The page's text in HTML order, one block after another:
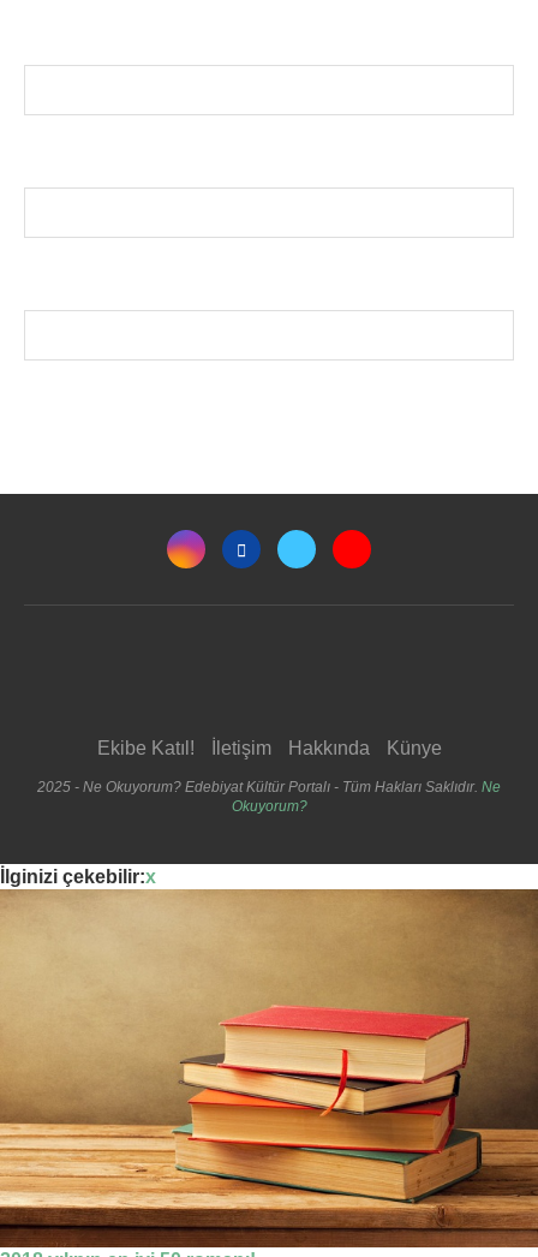
Ekibe Katıl! İletişim Hakkında Künye
2025 - Ne Okuyorum? Edebiyat Kültür Portalı - Tüm Hakları Saklıdır. Ne
Okuyorum?
İlginizi çekebilir:x